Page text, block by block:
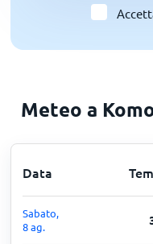
Meteo a
Data
Sabato,
8 ag.